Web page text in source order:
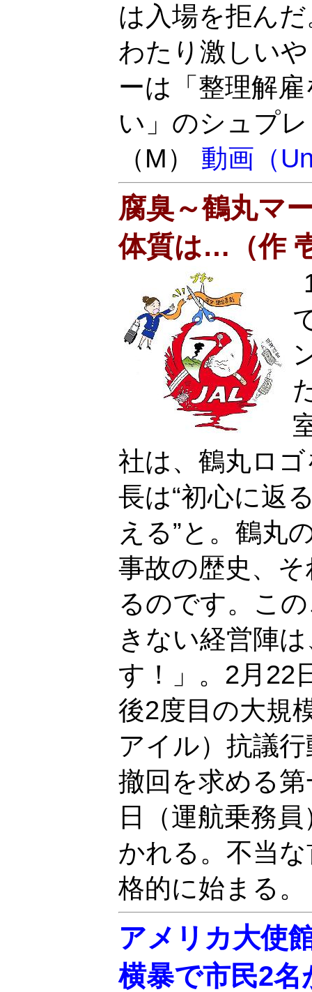
は入場を拒ん
わたり激しい
ーは「整理解
い」のシュプ
（M） 動画（
腐臭～鶴丸マ
体質は…（作
社は、鶴丸ロ
長は“初心に返
える”と。鶴丸
事故の歴史、
るのです。こ
きない経営陣
す！」。2月22
後2度目の大規
アイル）抗議
撤回を求める
日（運航乗務
かれる。不当
格的に始まる
アメリカ大使
横暴で市民2